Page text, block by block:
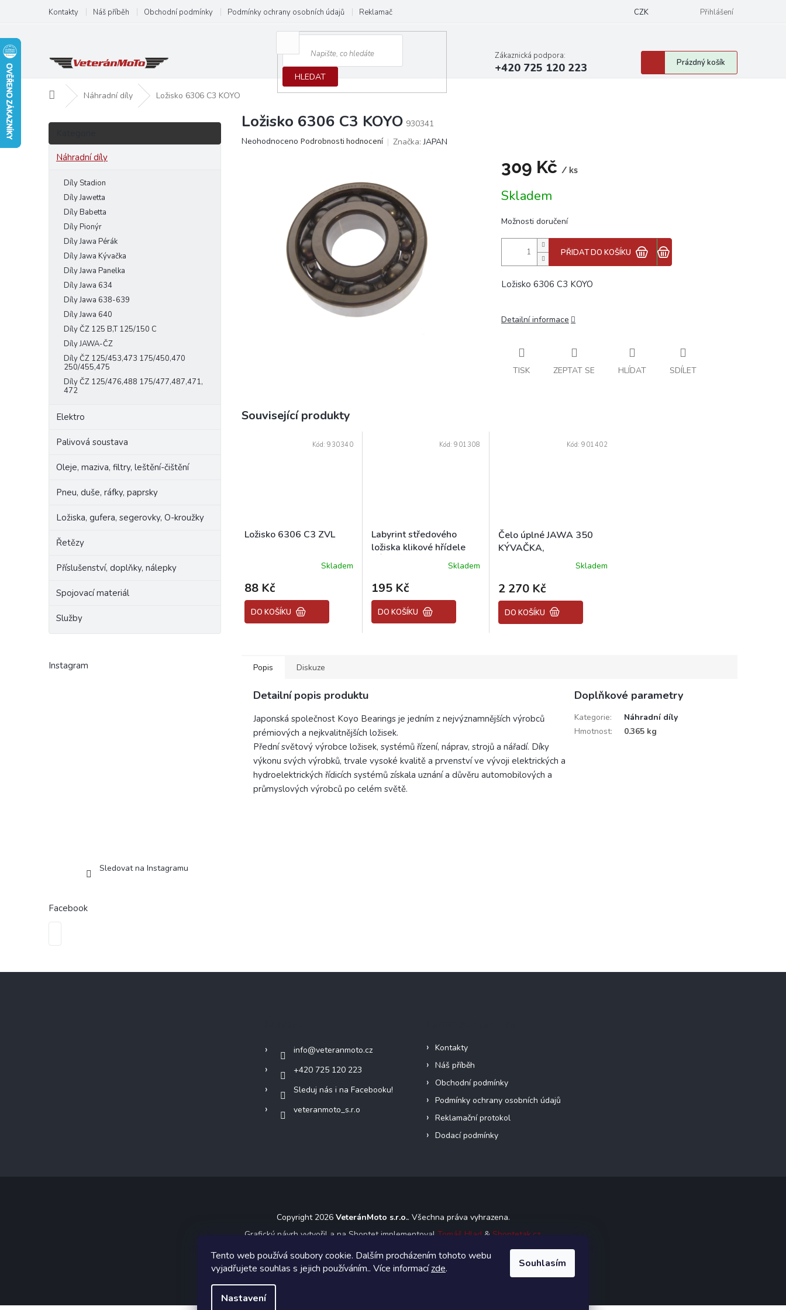
Tento web používá soubory cookie. Dalším procházením tohoto webu
vyjadřujete souhlas s jejich používáním.. Více informacízde.
Nastavení
Souhlasím
obsah
Kontakty Náš příběh Obchodní podmínky Podmínky ochrany osobních údajů Reklamační protokol CZK Přihlášení
HLEDAT
Zákaznická podpora:
+420 725 120 223
Nákupní
košík
Prázdný košík
Domů Náhradní díly Ložisko 6306 C3 KOYO
P
s
Přeskočit
Náhradní díly
Díly Stadion
Díly Jawetta
Díly Babetta
Díly Pionýr
Díly Jawa Pérák
Díly Jawa Kývačka
Díly Jawa Panelka
Díly Jawa 634
Díly Jawa 638-639
Díly Jawa 640
Díly ČZ 125 B,T 125/150 C
Díly JAWA-ČZ
Díly ČZ 125/453,473 175/450,470
250/455,475
Díly ČZ 125/476,488 175/477,487,471,
472
Elektro
Palivová soustava
Oleje, maziva, filtry, leštění-čištění
Pneu, duše, ráfky, paprsky
Ložiska, gufera, segerovky, O-kroužky
Řetězy
Příslušenství, doplňky, nálepky
Spojovací materiál
Služby
Instagram
Sledovat na Instagramu
Facebook
Ložisko 6306 C3 KOYO 930341
Průměrné
Neohodnoceno Podrobnosti hodnocení Značka:JAPAN
309 Kč / ks
cena:
Skladem
Možnosti doručení
PŘIDAT DO KOŠÍKU
Ložisko 6306 C3 KOYO
Detailní informace
TISK ZEPTAT SE HLÍDAT SDÍLET
Související produkty
Ložisko 6306 C3 ZVL
Skladem
88 Kč
DO KOŠÍKU
Kód: 930340
Labyrint středového
ložiska klikové hřídele
634
Skladem
195 Kč
DO KOŠÍKU
Kód: 901308
Čelo úplné JAWA 350
KÝVAČKA,
PANELKA/354, 360, 634
Skladem
2 270 Kč
DO KOŠÍKU
Kód: 901402
Popis Diskuze
Detailní popis produktu
Japonská společnost Koyo Bearings je jedním z nejvýznamnějších výrobců
prémiových a nejkvalitnějších ložisek.
Přední světový výrobce ložisek, systémů řízení, náprav, strojů a nářadí. Díky
výkonu svých výrobků, trvale vysoké kvalitě a prvenství ve vývoji elektrických a
hydroelektrických řídicích systémů získala uznání a důvěru automobilových a
průmyslových výrobců po celém světě.
Doplňkové parametry
Kategorie:
Náhradní díly
Hmotnost: 0.365 kg
info@veteranmoto.cz
+420 725 120 223
Sleduj nás i na Facebooku!
veteranmoto_s.r.o
Kontakty
Náš příběh
Obchodní podmínky
Podmínky ochrany osobních údajů
Reklamační protokol
Dodací podmínky
Copyright 2026 VeteránMoto s.r.o.. Všechna práva vyhrazena.
Grafický návrh vytvořil a na Shoptet implementoval Tomáš Hlad & Shoptetak.cz.
Vytvořil Shoptet